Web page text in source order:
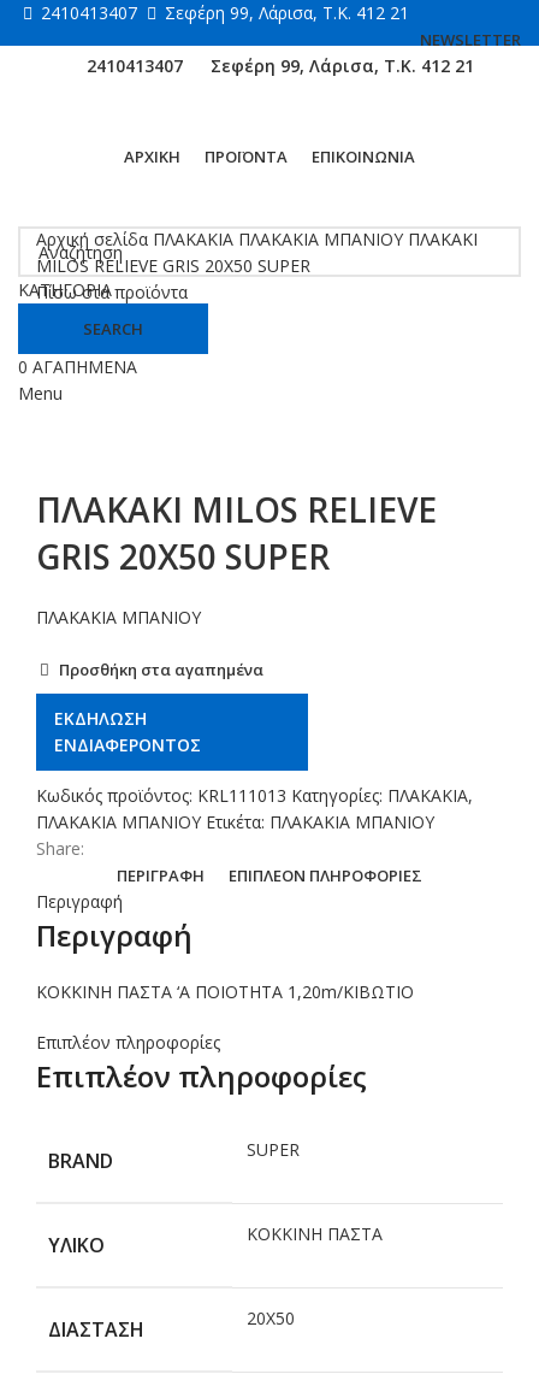
2410413407 Σεφέρη 99, Λάρισα, Τ.Κ. 412 21
NEWSLETTER
2410413407 Σεφέρη 99, Λάρισα, Τ.Κ. 412 21
ΚΑΤΗΓΟΡΙΑ
SEARCH
0 ΑΓΑΠΗΜΕΝΑ
Menu
ΑΡΧΙΚΗ ΠΡΟΪΟΝΤΑ ΕΠΙΚΟΙΝΩΝΙΑ
Αρχική σελίδα ΠΛΑΚΑΚΙΑ ΠΛΑΚΑΚΙΑ ΜΠΑΝΙΟΥ ΠΛΑΚΑΚΙ
MILOS RELIEVE GRIS 20X50 SUPER
Πίσω στα προϊόντα
ΠΛΑΚΑΚΙ MILOS RELIEVE
GRIS 20X50 SUPER
ΠΛΑΚΑΚΙΑ ΜΠΑΝΙΟΥ
Προσθήκη στα αγαπημένα
ΕΚΔΗΛΩΣΗ
ΕΝΔΙΑΦΕΡΟΝΤΟΣ
Κωδικός προϊόντος: KRL111013 Κατηγορίες: ΠΛΑΚΑΚΙΑ,
ΠΛΑΚΑΚΙΑ ΜΠΑΝΙΟΥ Ετικέτα: ΠΛΑΚΑΚΙΑ ΜΠΑΝΙΟΥ
Share:
ΠΕΡΙΓΡΑΦΉ ΕΠΙΠΛΈΟΝ ΠΛΗΡΟΦΟΡΊΕΣ
Περιγραφή
Περιγραφή
ΚΟΚΚΙΝΗ ΠΑΣΤΑ ‘Α ΠΟΙΟΤΗΤΑ 1,20m/ΚΙΒΩΤΙΟ
Επιπλέον πληροφορίες
Επιπλέον πληροφορίες
BRAND SUPER
ΥΛΙΚΟ ΚΟΚΚΙΝΗ ΠΑΣΤΑ
ΔΙΑΣΤΑΣΗ 20Χ50